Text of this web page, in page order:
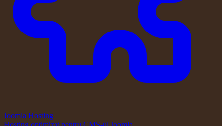
Joomla Hosting
Hosting optimizat pentru CMS-ul Joomla